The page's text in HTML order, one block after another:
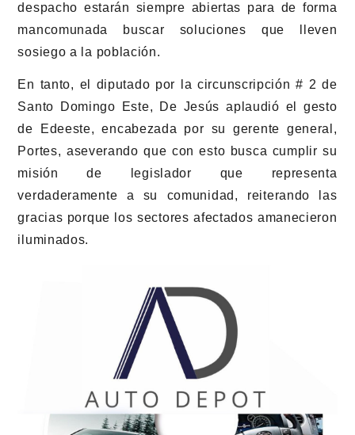
despacho estarán siempre abiertas para de forma
mancomunada buscar soluciones que lleven
sosiego a la población.
En tanto, el diputado por la circunscripción # 2 de
Santo Domingo Este, De Jesús aplaudió el gesto
de Edeeste, encabezada por su gerente general,
Portes, aseverando que con esto busca cumplir su
misión de legislador que representa
verdaderamente a su comunidad, reiterando las
gracias porque los sectores afectados amanecieron
iluminados.